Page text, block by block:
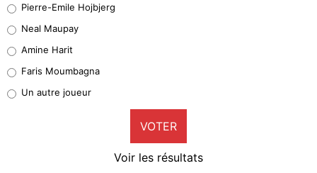
5%
1%
9%
Pierre-Emile Hojbjerg
Neal Maupay
Amine Harit
Faris Moumbagna
Un autre joueur
VOTER
Voir les résultats